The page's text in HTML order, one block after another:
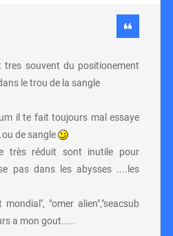
tres souvent du positionement
le trou de la sangle
il te fait toujours mal essaye
de sangle
très réduit sont inutile pour
pas dans les abysses ....les
"omer alien","seacsub
a mon gout.....